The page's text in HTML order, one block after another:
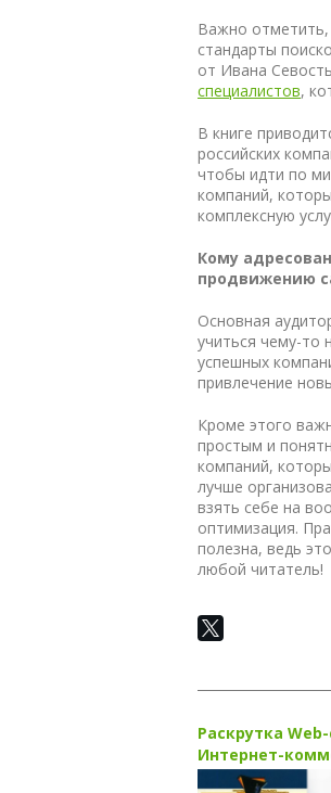
Важно
стандарты
от Ивана
специалистов,
В книге
российских
чтобы идти по
компаний,
комплексную
Кому
продвижению
Основная
учиться чему-то
успешных
привлечение
Кроме этого
простым и
компаний,
лучше
взять себе на
оптимизация.
полезна, ведь
любой читатель!
Раскрутка
Интернет-